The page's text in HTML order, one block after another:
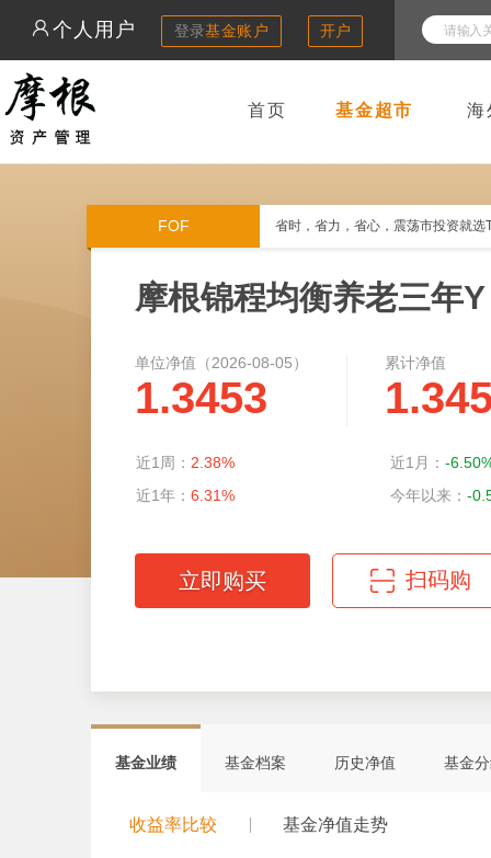
个人用户 登录基金账户 开户
首页 基金超市 海
FOF 省时，省力，省心，震荡市投资就选
摩根锦程均衡养老三年Y
单位净值（2026-08-05）
1.3453
累计净值
近1周： 2.38% 近1月： -
近1年： 6.31% 今年以来： -
立即购买 扫码购
基金业绩 基金档案 历史净值 基金
收益率比较 基金净值走势